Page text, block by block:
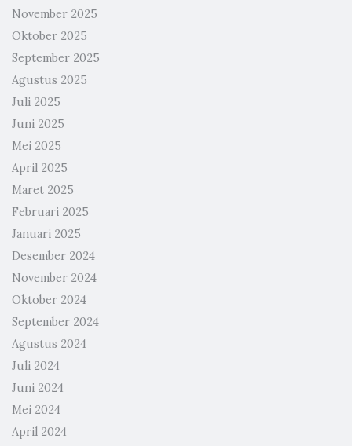
November 2025
Oktober 2025
September 2025
Agustus 2025
Juli 2025
Juni 2025
Mei 2025
April 2025
Maret 2025
Februari 2025
Januari 2025
Desember 2024
November 2024
Oktober 2024
September 2024
Agustus 2024
Juli 2024
Juni 2024
Mei 2024
April 2024